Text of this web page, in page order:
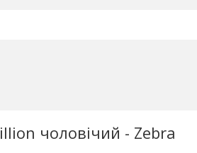
чоловічий - Zebra